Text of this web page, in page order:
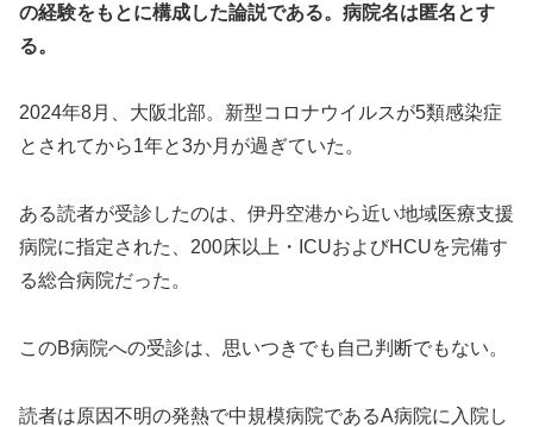
の経験をもとに構成した論説である。病院名は匿名とす
る。
2024年8月、大阪北部。新型コロナウイルスが5類感染症
とされてから1年と3か月が過ぎていた。
ある読者が受診したのは、伊丹空港から近い地域医療支援
病院に指定された、200床以上・ICUおよびHCUを完備す
る総合病院だった。
このB病院への受診は、思いつきでも自己判断でもない。
読者は原因不明の発熱で中規模病院であるA病院に入院し